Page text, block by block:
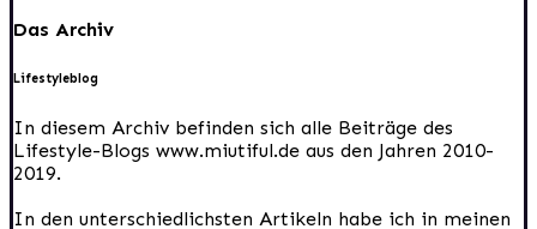
Das Archiv
Lifestyleblog
In diesem Archiv befinden sich alle Beiträge des
Lifestyle-Blogs www.miutiful.de aus den Jahren 2010-
2019.
In den unterschiedlichsten Artikeln habe ich in meinen